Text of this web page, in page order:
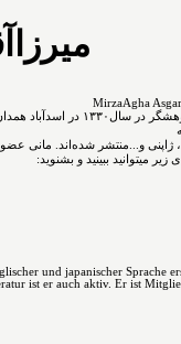
ژاپنی و...ﻣﻨﺘﺸﺮ ﺷﺪﻩ⁯اند. مانی
میتوانید ببینید و بشنوید:
und japanischer Sprache
ist er auch aktiv. Er ist